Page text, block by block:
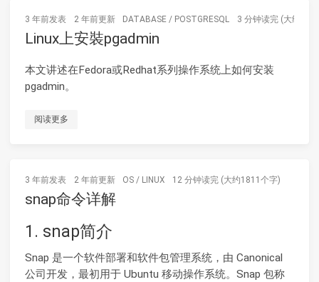
3 年前发表 2 年前更新 DATABASE / POSTGRESQL 3 分钟读完 (大约487
Linux上安裝pgadmin
本文讲述在Fedora或Redhat系列操作系统上如何安装
pgadmin。
阅读更多
3 年前发表 2 年前更新 OS / LINUX 12 分钟读完 (大约1811个字)
snap命令详解
1. snap简介
Snap 是一个软件部署和软件包管理系统，由 Canonical
公司开发，最初用于 Ubuntu 移动操作系统。Snap 包称